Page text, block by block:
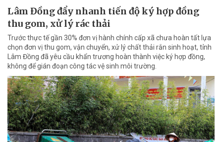
Lâm Đồng đẩy nhanh tiến độ ký hợp đồng
thu gom, xử lý rác thải
Trước thực tế gần 30% đơn vị hành chính cấp xã chưa hoàn tất lựa
chọn đơn vị thu gom, vận chuyển, xử lý chất thải rắn sinh hoạt, tỉnh
Lâm Đồng đã yêu cầu khẩn trương hoàn thành việc ký hợp đồng,
không để gián đoạn công tác vệ sinh môi trường.